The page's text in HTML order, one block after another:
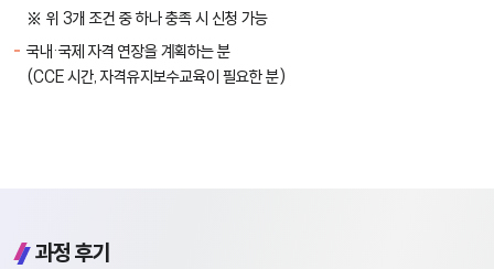
위 3개 조건 중 하나 충족 시 신청 가능
국내·국제 자격 연장을 계획하는 분
(CCE 시간, 자격유지보수교육이 필요한 분)
과정 후기